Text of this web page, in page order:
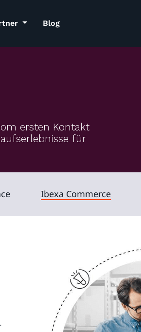
Blog
ersten Kontakt
für
Ibexa Commerce